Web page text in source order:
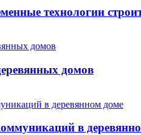
технологии
домов
в